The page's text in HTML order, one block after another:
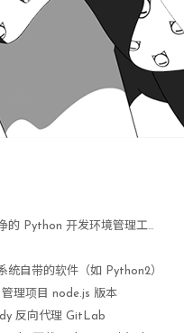
高效、纯净的 Python 开发环境管理工具 uv 手册
统自带的软件（如 Python2）
理项目 node.js 版本
反向代理 GitLab